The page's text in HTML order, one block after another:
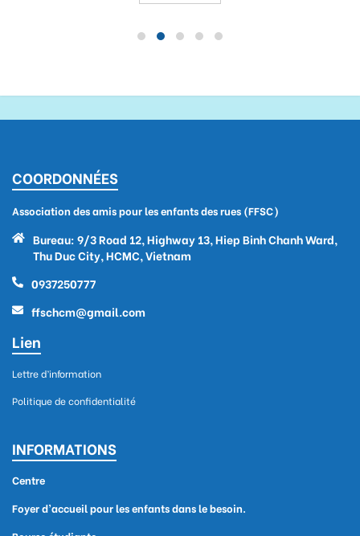
COORDONNÉES
Association des amis pour les enfants des rues (FFSC)
Bureau: 9/3 Road 12, Highway 13, Hiep Binh Chanh Ward,
Thu Duc City, HCMC, Vietnam
0937250777
ffschcm@gmail.com
Lien
Lettre d’information
Politique de confidentialité
INFORMATIONS
Centre
Foyer d’accueil pour les enfants dans le besoin.